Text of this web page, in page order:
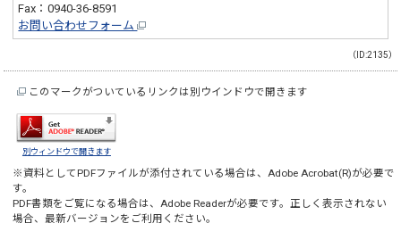
Fax：0940-36-8591
お問い合わせフォーム
（ID:2135）
このマークがついているリンクは別ウインドウで開きます
別ウィンドウで開きます
※資料としてPDFファイルが添付されている場合は、Adobe Acrobat(R)が必要で
す。
PDF書類をご覧になる場合は、Adobe Readerが必要です。正しく表示されない
場合、最新バージョンをご利用ください。